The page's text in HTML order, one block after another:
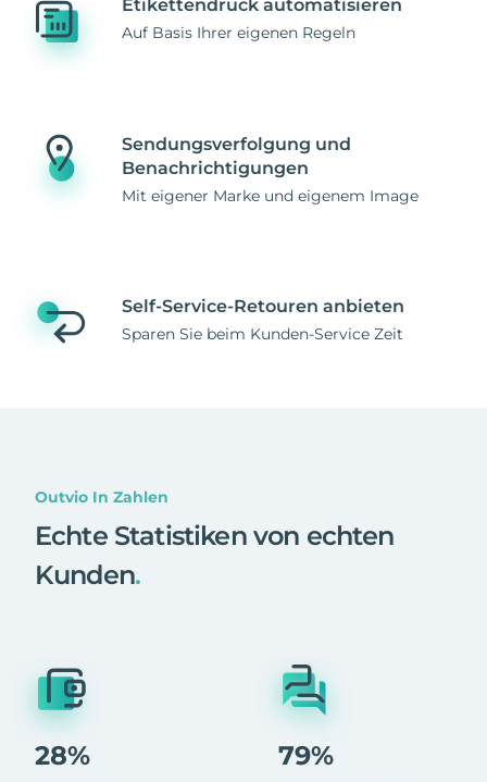
Etikettendruck automatisieren
Auf Basis Ihrer eigenen Regeln
Sendungsverfolgung und
Benachrichtigungen
Mit eigener Marke und eigenem Image
Self-Service-Retouren anbieten
Sparen Sie beim Kunden-Service Zeit
Outvio In Zahlen
Echte Statistiken von echten
Kunden.
28% 79%